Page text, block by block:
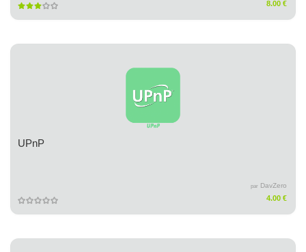
8.00 €
UPnP
par DavZero
4.00 €